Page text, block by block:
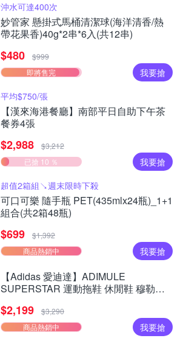
沖水可達400次
妙管家 懸掛式馬桶清潔球(海洋清香/熱
帶花果香)40g*2串*6入(共12串)
$480
$999
即將售完
我要搶
平均$750/張
【漢來海港餐廳】南部平日自助下午茶
餐券4張
$2,988
$3,212
已搶 10 ％
我要搶
超值2箱組↘︎週末限時下殺
可口可樂 隨手瓶 PET(435mlx24瓶)_1+1
組合(共2箱48瓶)
$699
$1,392
商品熱銷中
我要搶
【Adidas 愛迪達】ADIMULE
SUPERSTAR 運動拖鞋 休閒鞋 穆勒拖
選四款
$2,199
$3,290
商品熱銷中
我要搶